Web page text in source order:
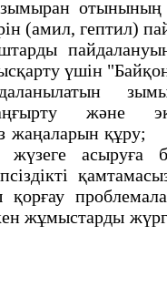
отынының
(амил, гептил)
үшін
және
жаңаларын
асыруға
қорғау
жұмыстарды